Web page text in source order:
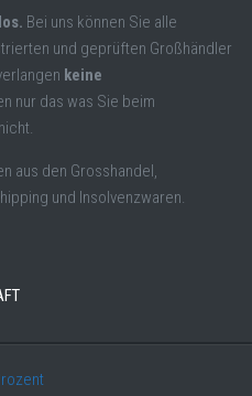
Bei uns können Sie alle
und geprüften Großhändler
keine
nur das was Sie beim
aus den Grosshandel,
und Insolvenzwaren.